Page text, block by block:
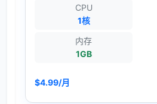
CPU
1核
内存
1GB
$4.99/月